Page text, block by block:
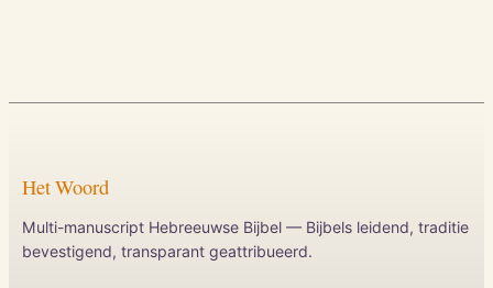
Het Woord
Multi-manuscript Hebreeuwse Bijbel — Bijbels leidend, traditie
bevestigend, transparant geattribueerd.